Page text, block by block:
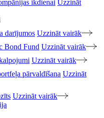
ikdienai Uzzināt
darījumos Uzzināt vairāk
Bond Fund Uzzināt vairāk
Uzzināt vairāk
pārvaldīšana Uzzināt
Uzzināt vairāk